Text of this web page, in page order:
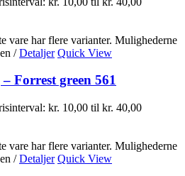
vare har flere varianter. Mulighederne
/ Detaljer Quick View
Forrest green 561
kr. 10,00 til kr. 40,00
vare har flere varianter. Mulighederne
/ Detaljer Quick View